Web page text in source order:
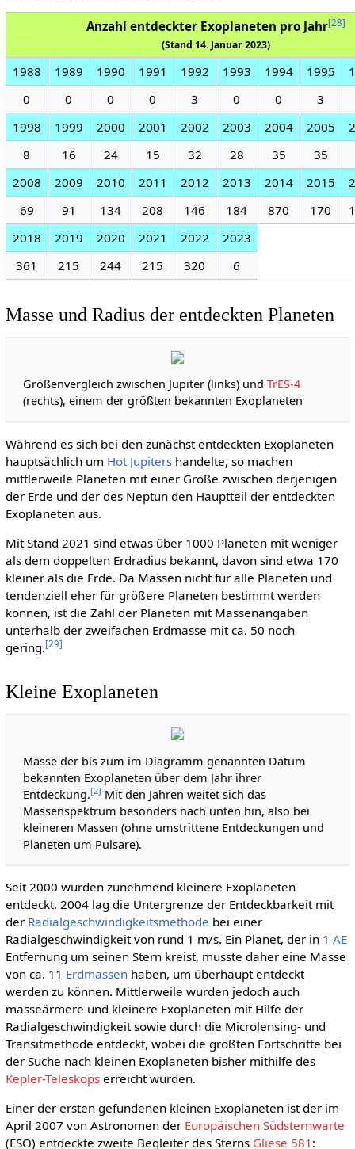
Anzahl entdeckter Exoplaneten pro Jahr[28]
(Stand 14. Januar 2023)
1988 1989 1990 1991 1992 1993 1994 1995
0
0 0 0 3 0 0
3
1998
1999 2000 2001 2002 2003 2004 2005
8
16 24 15 32 28 35
35
2008
2009 2010 2011 2012 2013 2014 2015
69
91 134 208 146 184 870 170
2018
2019 2020 2021 2022
2023
361
215 244 215 320 6
Masse und Radius der entdeckten Planeten
Größenvergleich zwischen Jupiter (links) undTrES-4
(rechts), einem der größten bekannten Exoplaneten
Während es sich bei den zunächst entdeckten Exoplaneten
hauptsächlich um Hot Jupitershandelte, so machen
mittlerweile Planeten mit einer Größe zwischen derjenigen
der Erde und der des Neptun den Hauptteil der entdeckten
Exoplaneten aus.
Mit Stand 2021 sind etwas über 1000 Planeten mit weniger
als dem doppelten Erdradius bekannt, davon sind etwa 170
kleiner als die Erde. Da Massen nicht für alle Planeten und
tendenziell eher für größere Planeten bestimmt werden
können, ist die Zahl der Planeten mit Massenangaben
unterhalb der zweifachen Erdmasse mit ca. 50 noch
gering.[29]
Kleine Exoplaneten
Masse der bis zum im Diagramm genannten Datum
bekannten Exoplaneten über dem Jahr ihrer
Entdeckung.[2] Mit den Jahren weitet sich das
Massenspektrum besonders nach unten hin, also bei
kleineren Massen (ohne umstrittene Entdeckungen und
Planeten um Pulsare).
Seit 2000 wurden zunehmend kleinere Exoplaneten
entdeckt. 2004 lag die Untergrenze der Entdeckbarkeit mit
der Radialgeschwindigkeitsmethode bei einer
Radialgeschwindigkeit von rund 1 m/s. Ein Planet, der in 1 AE
Entfernung um seinen Stern kreist, musste daher eine Masse
von ca. 11 Erdmassenhaben, um überhaupt entdeckt
werden zu können. Mittlerweile wurden jedoch auch
masseärmere und kleinere Exoplaneten mit Hilfe der
Radialgeschwindigkeit sowie durch die Microlensing- und
Transitmethode entdeckt, wobei die größten Fortschritte bei
der Suche nach kleinen Exoplaneten bisher mithilfe des
Kepler-Teleskopserreicht wurden.
Einer der ersten gefundenen kleinen Exoplaneten ist der im
April 2007 von Astronomen der Europäischen Südsternwarte
(ESO) entdeckte zweite Begleiter des Sterns Gliese 581 :